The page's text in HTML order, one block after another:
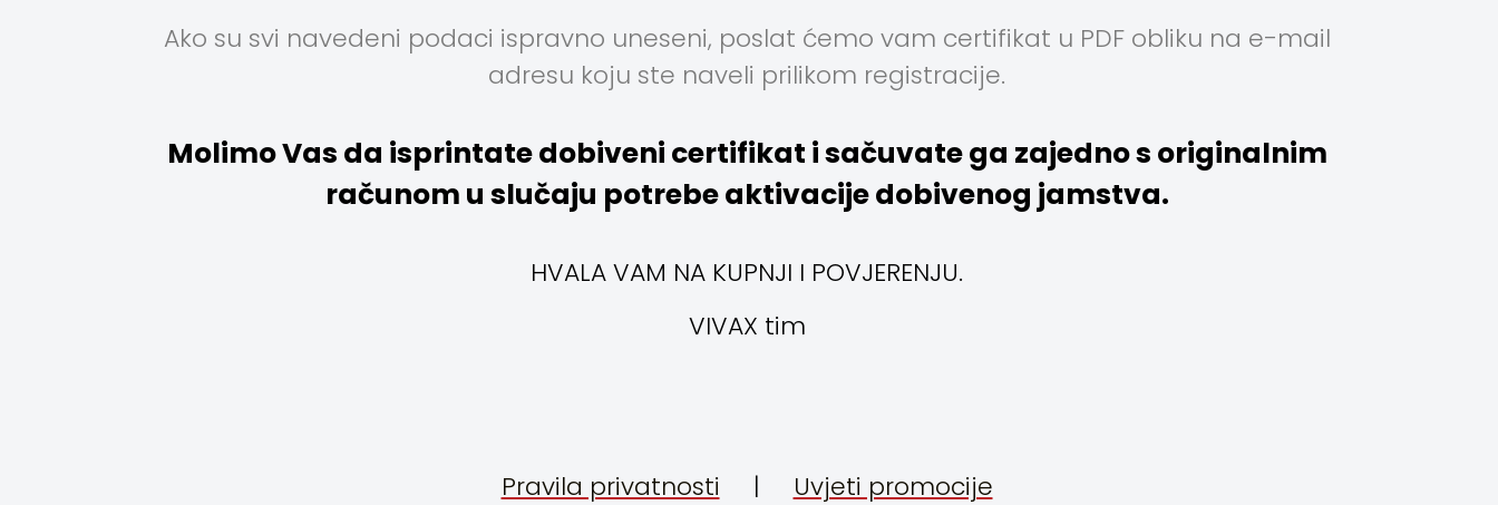
Ako su svi navedeni podaci ispravno uneseni, poslat ćemo vam certifikat u PDF obliku na e-mail
adresu koju ste naveli prilikom registracije.
Molimo Vas da isprintate dobiveni certifikat i sačuvate ga zajedno s originalnim
računom u slučaju potrebe aktivacije dobivenog jamstva.
HVALA VAM NA KUPNJI I POVJERENJU.
VIVAX tim
Pravila privatnosti | Uvjeti promocije